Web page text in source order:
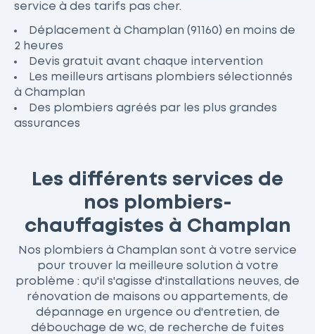
service à des tarifs pas cher.
Déplacement à Champlan (91160) en moins de
2 heures
Devis gratuit avant chaque intervention
Les meilleurs artisans plombiers sélectionnés
à Champlan
Des plombiers agréés par les plus grandes
assurances
Les différents services de
nos plombiers-
chauffagistes à Champlan
Nos plombiers à Champlan sont à votre service
pour trouver la meilleure solution à votre
problème : qu'il s'agisse d'installations neuves, de
rénovation de maisons ou appartements, de
dépannage en urgence ou d'entretien, de
débouchage de wc, de recherche de fuites